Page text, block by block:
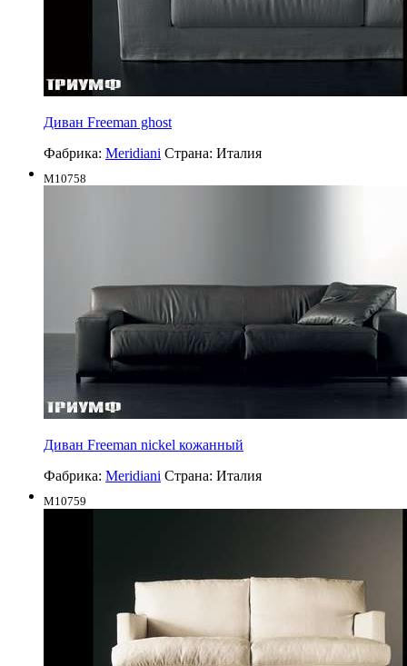
Диван Freeman ghost
Фабрика: Meridiani Страна: Италия
M10758
Диван Freeman nickel кожанный
Фабрика: Meridiani Страна: Италия
M10759